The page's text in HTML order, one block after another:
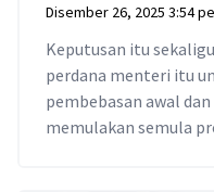
Disember 26, 2025 3:54
Keputusan itu
perdana menteri itu
pembebasan awal
memulakan semula